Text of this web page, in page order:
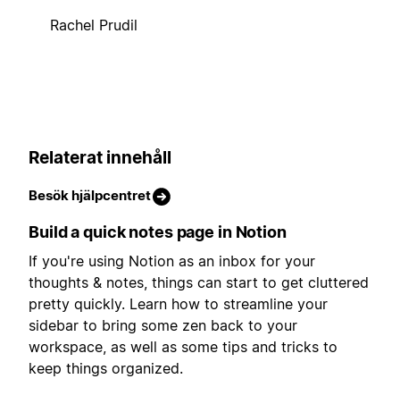
Rachel Prudil
Relaterat innehåll
Besök hjälpcentret
Build a quick notes page in Notion
If you're using Notion as an inbox for your
thoughts & notes, things can start to get cluttered
pretty quickly. Learn how to streamline your
sidebar to bring some zen back to your
workspace, as well as some tips and tricks to
keep things organized.